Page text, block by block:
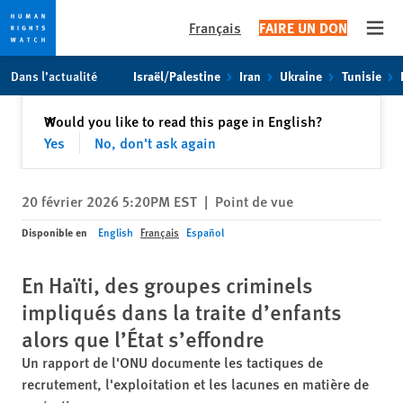
toto
content
Français FAIRE UN DON
Dans l’actualité Israël/Palestine Iran Ukraine Tunisie
Would you like to read this page in English?
Yes
No, don't ask again
✕Fermer
20 février 2026 5:20PM EST | Point de vue
Disponible en English Français Español
En Haïti, des groupes criminels
impliqués dans la traite d’enfants
alors que l’État s’effondre
Un rapport de l'ONU documente les tactiques de
recrutement, l'exploitation et les lacunes en matière de